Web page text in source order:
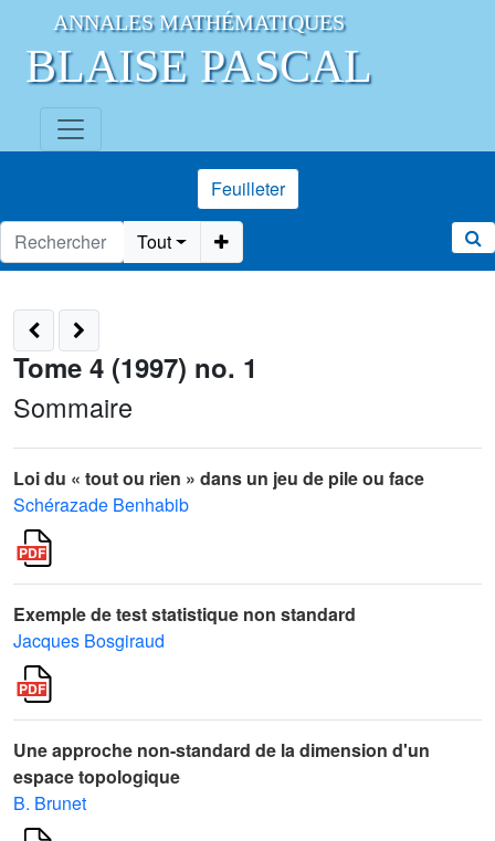
ANNALES MATHÉMATIQUES
BLAISE PASCAL
Feuilleter
Tout
Tome 4 (1997) no. 1
Sommaire
Loi du « tout ou rien » dans un jeu de pile ou face
Schérazade Benhabib
Exemple de test statistique non standard
Jacques Bosgiraud
Une approche non-standard de la dimension d'un
espace topologique
B. Brunet